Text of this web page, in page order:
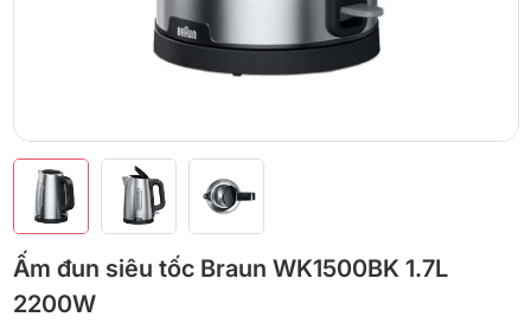
Ấm đun siêu tốc Braun WK1500BK 1.7L
2200W